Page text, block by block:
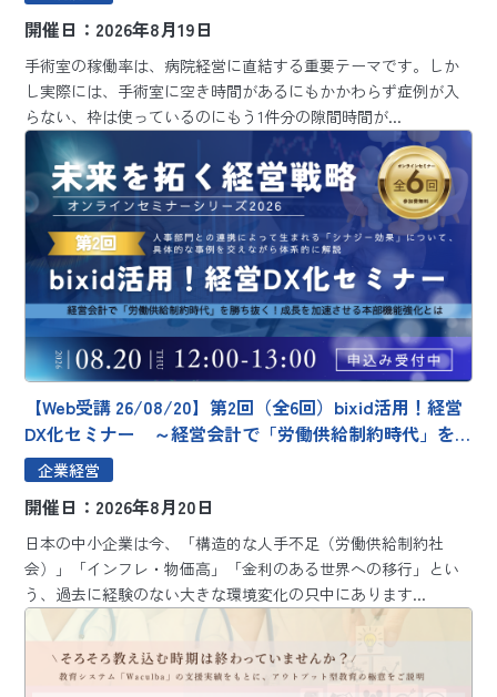
り」と改善の着眼点～
開催日：2026年8月19日
手術室の稼働率は、病院経営に直結する重要テーマです。しか
し実際には、手術室に空き時間があるにもかかわらず症例が入
らない、枠は使っているのにもう1件分の隙間時間が...
【Web受講 26/08/20】第2回（全6回）bixid活用！経営
DX化セミナー ～経営会計で「労働供給制約時代」を
勝ち抜く！成長を加速させる本部機能強化とは～
企業経営
開催日：2026年8月20日
日本の中小企業は今、「構造的な人手不足（労働供給制約社
会）」「インフレ・物価高」「金利のある世界への移行」とい
う、過去に経験のない大きな環境変化の只中にあります...